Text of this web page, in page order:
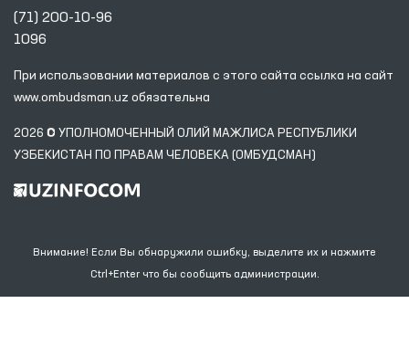
(71) 200-10-96
1096
При использовании материалов с этого сайта ссылка на сайт
www.ombudsman.uz обязательна
2026 © УПОЛНОМОЧЕННЫЙ ОЛИЙ МАЖЛИСА РЕСПУБЛИКИ
УЗБЕКИСТАН ПО ПРАВАМ ЧЕЛОВЕКА (ОМБУДСМАН)
Внимание! Если Вы обнаружили ошибку, выделите их и нажмите
Ctrl+Enter что бы сообщить администрации.